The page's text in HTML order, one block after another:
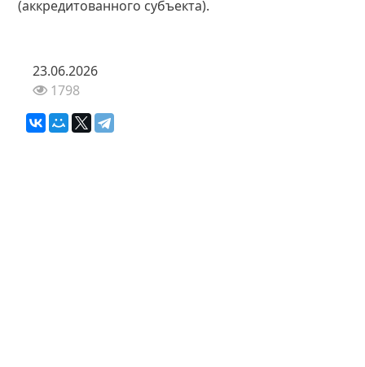
(аккредитованного субъекта).
23.06.2026
1798